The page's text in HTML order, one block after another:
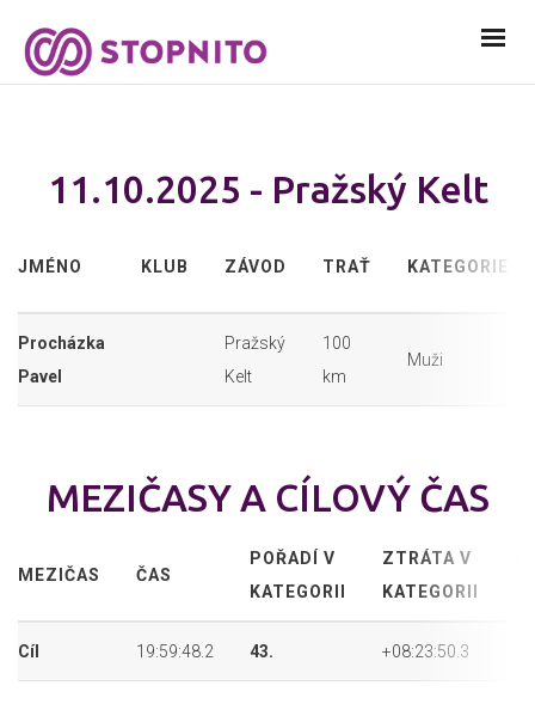
11.10.2025 - Pražský Kelt
JMÉNO KLUB ZÁVOD TRAŤ KATEGORIE
Procházka
Pavel
Pražský
Kelt
100
km
Muži
MEZIČASY A CÍLOVÝ ČAS
MEZIČAS ČAS
POŘADÍ V
KATEGORII
ZTRÁTA V
KATEGORII
Cíl 19:59:48.2 43. +08:23:50.3